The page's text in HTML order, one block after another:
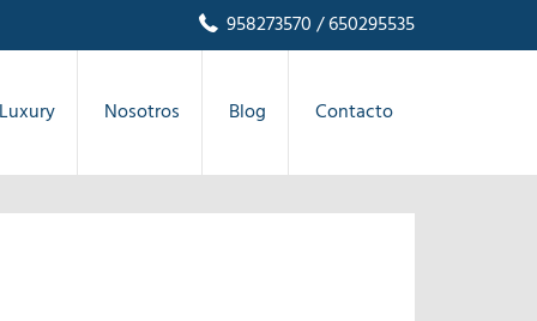
958273570/ 650295535
Luxury Nosotros Blog Contacto